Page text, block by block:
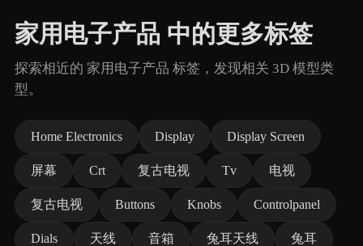
家用电子产品 中的更多标签
探索相近的 家用电子产品 标签，发现相关 3D 模型类
型。
Home Electronics Display Display Screen
屏幕 Crt 复古电视 Tv 电视
复古电视 Buttons Knobs Controlpanel
Dials 天线 音箱 兔耳天线 兔耳